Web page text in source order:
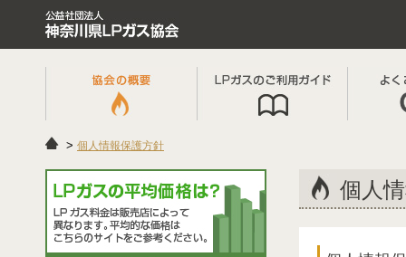
個人情報保護方針
個人